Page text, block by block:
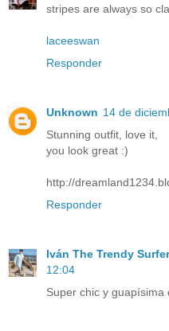
stripes are always so
laceeswan
Responder
Unknown 14 de
Stunning outfit, love it,
you look great :)
http://
Responder
Iván The Trendy Surfer
12:04
Super chic y guapísima